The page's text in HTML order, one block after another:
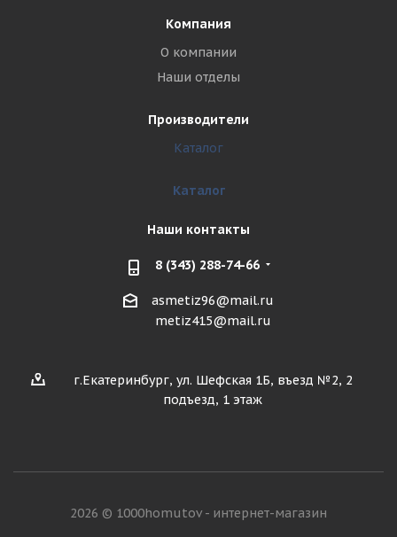
Компания
О компании
Наши отделы
Производители
Каталог
Каталог
Наши контакты
8 (343) 288-74-66
asmetiz96@mail.ru
metiz415@mail.ru
г.Екатеринбург, ул. Шефская 1Б, въезд №2, 2
подъезд, 1 этаж
2026 © 1000homutov - интернет-магазин